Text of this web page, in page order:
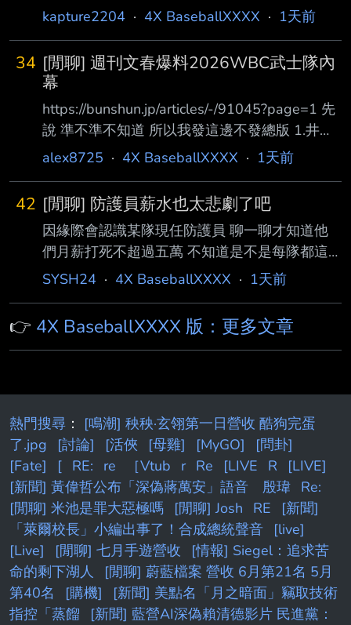
笑地那種，祝福他快點好起來！ 怕 總之不要是
kapture2204 · 4X BaseballXXXX · 1天前
34 [閒聊] 週刊文春爆料2026WBC武士隊內
幕
https://bunshun.jp/articles/-/91045?page=1 先
說 準不準不知道 所以我發這邊不發總版 1.井端
監督的溝通能力很差，連大谷都私下問隊友「他
很差，有球員抱怨甚至在比賽中，還會突然被問
到：『下一個 打席你能代打上場嗎？』由於我
們毫無準備，根本無法做到 3.輸球後金子誠把鍋
推給選手，更是讓休息室氣氛徹底崩盤 4.能見篤
史跟吉見一起的調度規劃混亂 原本對委內瑞拉
是要菊池雄星上去投 結果變成隅田知一郎 伊藤
大海只練投五球就直接上了
alex8725 · 4X BaseballXXXX · 1天前
42 [閒聊] 防護員薪水也太悲劇了吧
因緣際會認識某隊現任防護員 聊一聊才知道他
們月薪打死不超過五萬 不知道是不是每隊都這
樣 還是我對“職業”兩個字有太多幻想 但一整天
常 除非可以回家不然就都要跟選手關在一起 選
手一整天不管有沒有在訓練都要靠防護員維持
脈也不為過 結果這個專業有夠不值錢欸 說真的
與其要花高薪養一堆沒表現的冗員在二軍 還不
如把那些好幾十萬隨便挪一點給後勤團隊的大家
球團那麼有錢結果對非球員員工這麼摳
SYSH24 · 4X BaseballXXXX · 1天前
👉 4X BaseballXXXX 版：更多文章
熱門搜尋 ： [鳴潮] 秧秧·玄翎第一日營收 酷狗完蛋
了.jpg
[討論] [活俠 [母雞] [MyGO]
[問卦]
[Fate]
[ RE: re ［Vtub r Re [LIVE R
[LIVE]
[新聞] 黃偉哲公布「深偽蔣萬安」語音 殷瑋 Re:
[閒聊] 米池是罪大惡極嗎
[閒聊] Josh RE
[新聞]
「萊爾校長」小編出事了！合成總統聲音
[live]
[Live]
[閒聊] 七月手遊營收
[情報] Siegel：追求苦
命的剩下湖人
[閒聊] 蔚藍檔案 營收 6月第21名 5月
第40名
[購機]
[新聞] 美點名「月之暗面」竊取技術
指控「蒸餾
[新聞] 藍營AI深偽賴清德影片 民進黨：